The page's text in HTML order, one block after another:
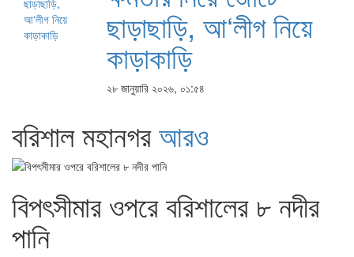
ছাড়াছাড়ি, আ‘লীগ নিয়ে
কাড়াকাড়ি
২৮ জানুয়ারি ২০২৬, ০১:৫৪
বরিশাল মহানগরআরও
বিপৎসীমার ওপরে বরিশালের ৮ নদীর
পানি